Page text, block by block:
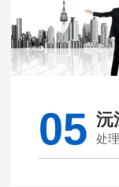
05 沅
处